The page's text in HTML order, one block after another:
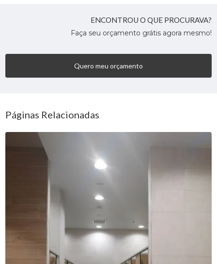
ENCONTROU O QUE PROCURAVA?
Faça seu orçamento grátis agora mesmo!
Quero meu orçamento
Páginas Relacionadas